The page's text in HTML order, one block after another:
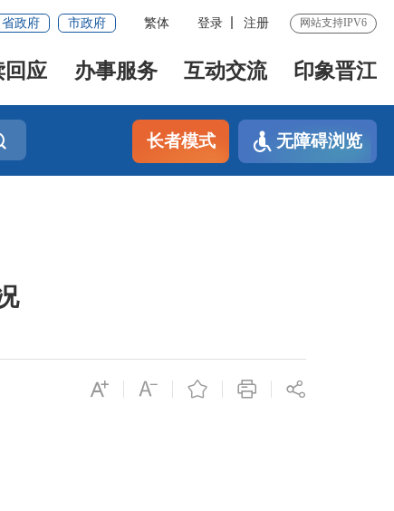
省政府 市政府 繁体 登录 注册 网站支持IPV6
回应 办事服务 互动交流 印象晋江
长者模式 无障碍浏览